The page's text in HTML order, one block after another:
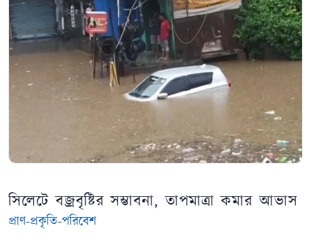
সিলেটে বজ্রবৃষ্টির সম্ভাবনা, তাপমাত্রা কমার আভাস
প্রাণ-প্রকৃতি-পরিবেশ